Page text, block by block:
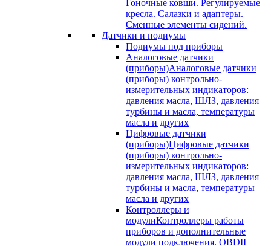
Гоночные ковши. Регулируемые
кресла. Салазки и адаптеры.
Сменные элементы сидений.
Датчики и подиумы
Подиумы под приборы
Аналоговые датчики
(приборы)Аналоговые датчики
(приборы) контрольно-
измерительных индикаторов:
давления масла, ШЛЗ, давления
турбины и масла, температуры
масла и других
Цифровые датчики
(приборы)Цифровые датчики
(приборы) контрольно-
измерительных индикаторов:
давления масла, ШЛЗ, давления
турбины и масла, температуры
масла и других
Контроллеры и
модулиКонтроллеры работы
приборов и дополнительные
модули подключения. OBDII